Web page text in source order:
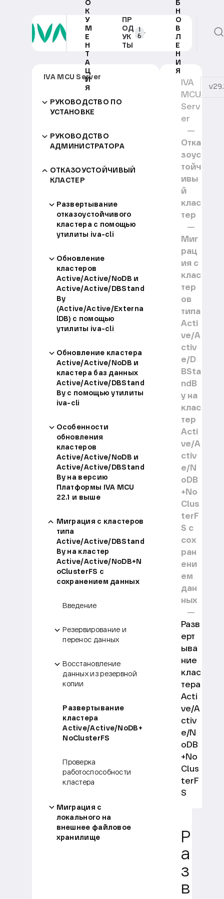
О
К
У
М
Е
Н
Т
А
Ц
И
Я
ПР
ОД
УК
ТЫ
1
6
Б
Н
О
В
Л
Е
Н
И
Я
IVA MCU Server
РУКОВОДСТВО ПО
УСТАНОВКЕ
РУКОВОДСТВО
АДМИНИСТРАТОРА
ОТКАЗОУСТОЙЧИВЫЙ
КЛАСТЕР
Развертывание
отказоустойчивого
кластера с помощью
утилиты iva-cli
Обновление
кластеров
Active/Active/NoDB и
Active/Active/DBStand
By
(Active/Active/Externa
lDB) с помощью
утилиты iva-cli
Обновление кластера
Active/Active/NoDB и
кластера баз данных
Active/Active/DBStand
By с помощью утилиты
iva-cli
Особенности
обновления
кластеров
Active/Active/NoDB и
Active/Active/DBStand
By на версию
Платформы IVA MCU
22.1 и выше
Миграция с кластеров
типа
Active/Active/DBStand
By на кластер
Active/Active/NoDB+N
oClusterFS с
сохранением данных
Введение
Резервирование и
перенос данных
Восстановление
данных из резервной
копии
Развертывание
кластера
Active/Active/NoDB+
NoClusterFS
Проверка
работоспособности
кластера
Миграция с
локального на
внешнее файловое
хранилище
IVA
MCU
Serv
er
Отка
зоус
тойч
ивы
й
клас
тер
Миг
рац
ия с
клас
тер
ов
типа
Acti
ve/A
ctiv
e/D
BSta
ndB
y на
клас
тер
Acti
ve/A
ctiv
e/N
oDB
+No
Clus
terF
S с
сох
ран
ени
ем
дан
ных
Разв
ерт
ыва
ние
клас
тера
Acti
ve/A
ctiv
e/N
oDB
+No
Clus
terF
S
Р
а
з
в